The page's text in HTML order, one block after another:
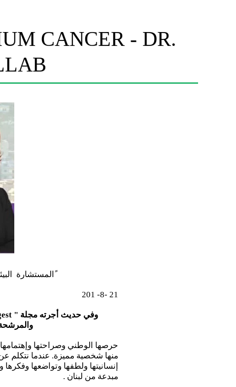
CANCER - DR.
ًالمستشارة
21 -8- 201
وفي حديث أجرته مجلة "
والمرشحة
حرصها الوطني وصراحتها وإهتمامها
منها شخصية مميزة. عندما نتكلم عن
إنسانيتها ولطفها وتواضعها
مبدعة من لبنان .